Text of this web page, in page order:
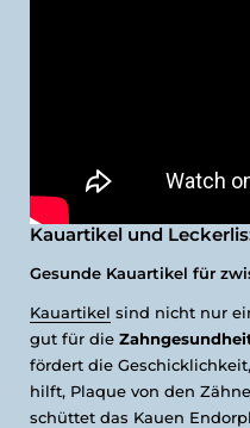
Kauartikel und
Gesunde Kauartikel für
Kauartikel sind nicht nur
gut für die
fördert die
hilft, Plaque von den
schüttet das Kauen